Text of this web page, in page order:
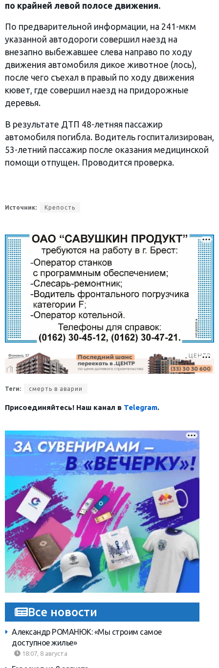
по крайней левой полосе движения.
По предварительной информации, на 241-мкм
указанной автодороги совершил наезд на
внезапно выбежавшее слева направо по ходу
движения автомобиля дикое животное (лось),
после чего съехал в правый по ходу движения
кювет, где совершил наезд на придорожные
деревья.
В результате ДТП 48-летняя пассажир
автомобиля погибла. Водитель госпитализирован,
53-летний пассажир после оказания медицинской
помощи отпущен. Проводится проверка.
Источник: Крепость
Теги: смерть в аварии
Присоединяйтесь! Наш канал в Telegram.
Все новости
Александр РОМАНЮК: «Мы строим самое
доступное жилье»
18:07, 8 августа